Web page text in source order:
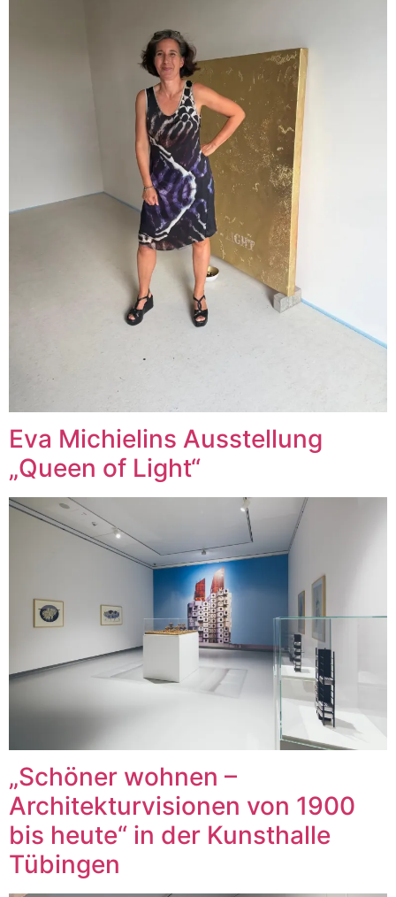
Eva Michielins Ausstellung
„Queen of Light“
„Schöner wohnen –
Architekturvisionen von 1900
bis heute“ in der Kunsthalle
Tübingen